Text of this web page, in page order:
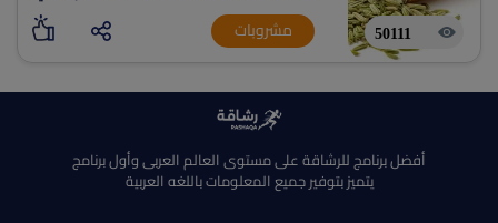
50111
جيد للتخسيس حيث يعمل على تقليل السعرات
الحراريةمشروبات
أفضل برنامج للرشاقة على مستوى العالم العربى وأول برنامج
يتميز بتوفير جميع المعلومات باللغه العربية